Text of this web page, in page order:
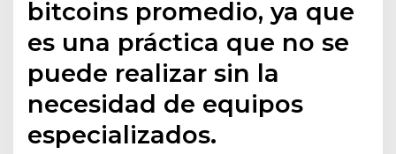
bitcoins promedio, ya que
es una práctica que no se
puede realizar sin la
necesidad de equipos
especializados.